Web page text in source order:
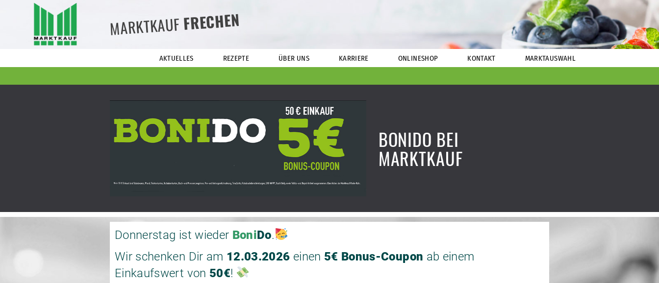
MARKTKAUFFRECHEN
AKTUELLES REZEPTE ÜBER UNS KARRIERE ONLINESHOP KONTAKT MARKTAUSWAHL
BONIDO BEI
MARKTKAUF
Donnerstag ist wieder BoniDo.
Wir schenken Dir am 12.03.2026 einen 5€ Bonus-Coupon ab einem
Einkaufswert von 50€!